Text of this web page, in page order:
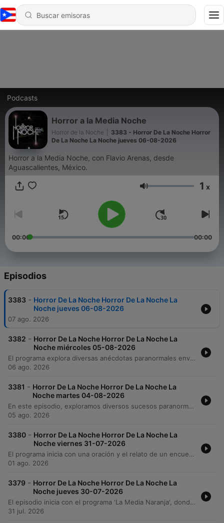
Podcasts
Horror a la Media Noche
Horror de la Noche
3383 - Horror De La Noche Horror
De La Noche La Noche jueves 06-08-2026
Horror a la Media Noche, con Flavio Arenas, desde
Aguascalientes, México.
Volumen 1 x
00:00 00:00
Episodios
3383 - Horror De La Noche Horror De La Noche La
Noche jueves 06-08-2026
07 ago. 2026
3382 - Horror De La Noche Horror De La Noche La
Noche miércoles 05-08-2026
El programa explora diversas anécdotas paranormales enviadas por la audiencia, que incluyen desde avistamientos de nahuales y presencias animales hasta experiencias inquietantes en clínicas médicas y tiendas de conveniencia. A través de relatos sobre encuentros con entidades, restos óseos utilizados en estudios de anatomía y fenómenos visuales o auditivos, se analizan las fronteras entre lo físico y lo espiritual. El conductor también reflexiona sobre el sufrimiento de las almas en el purgatorio, la posibilidad de que desequilibrios emocionales nos acerquen a frecuencias espirituales y explicaciones médicas para fenómenos nocturnos. El episodio aborda creencias populares sobre presagios de muerte y la naturaleza transitoria de la existencia.
06 ago. 2026
3381 - Horror De La Noche Horror De La Noche La
Noche martes 04-08-2026
En este episodio, exploramos diversos sucesos paranormales y encuentros espirituales, desde manifestaciones en la Universidad Autónoma vinculadas a prácticas de anatomía hasta relatos de presencias en reuniones familiares. El programa también aborda historias de ayuda espiritual tras accidentes, avistamientos de entidades masivas en Aguascalientes y testimonios sobre dones espirituales y lenguas desconocidas.
05 ago. 2026
3380 - Horror De La Noche Horror De La Noche La
Noche viernes 31-07-2026
El programa inicia con una oración y el relato de un encuentro con un perro misterioso en la colonia México, seguido de experiencias sobre presencias extrañas en edificios universitarios y laboratorios de morfología. A través de diversas anécdotas, se exploran encuentros con entidades deformes en la zona de Plazuelas y apariciones en la calle Alameda. Asimismo, se discuten reflexiones sobre la percepción espiritual frente a causas médicas ante síntomas de desgano físico, concluyendo el episodio con una petición de luz por varios difuntos.
01 ago. 2026
3379 - Horror De La Noche Horror De La Noche La
Noche jueves 30-07-2026
El episodio inicia con el programa 'La Media Naranja', donde se comparten mensajes románticos y experiencias amorosas de los oyentes. Posteriormente, la transición hacia 'El Horror de la Noche' introduce temas de espiritualidad, peticiones de luz para difuntos y relatos sobre cementerios antiguos. A través de diversas llamadas, se exploran fenómenos paranormales que incluyen visiones en paredes, encuentros con presuntas entidades, leyendas como La Planchada y experiencias inquietantes en vehículos. El programa también aborda recuerdos de inundaciones históricas y testimonios de encuentros sobrenaturales en Jesús María.
31 jul. 2026